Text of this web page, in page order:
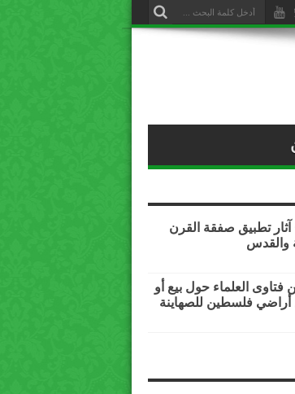
تطبيق صفقة القرن
والقدس
العلماء حول بيع أو
أراضي فلسطين للصهاينة